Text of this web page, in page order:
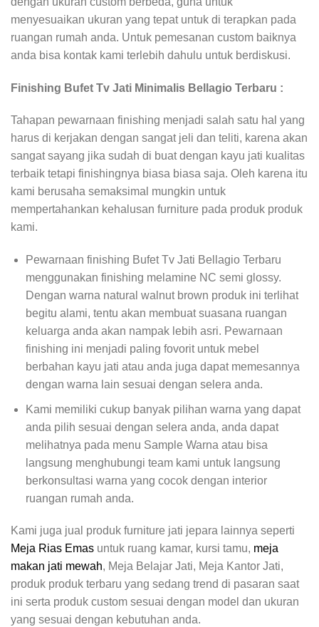
menyesuaikan ukuran yang tepat untuk di terapkan pada
ruangan rumah anda. Untuk pemesanan custom baiknya
anda bisa kontak kami terlebih dahulu untuk berdiskusi.
Finishing Bufet Tv Jati Minimalis Bellagio Terbaru :
Tahapan pewarnaan finishing menjadi salah satu hal yang
harus di kerjakan dengan sangat jeli dan teliti, karena akan
sangat sayang jika sudah di buat dengan kayu jati kualitas
terbaik tetapi finishingnya biasa biasa saja. Oleh karena itu
kami berusaha semaksimal mungkin untuk
mempertahankan kehalusan furniture pada produk produk
kami.
Pewarnaan finishing Bufet Tv Jati Bellagio Terbaru
menggunakan finishing melamine NC semi glossy.
Dengan warna natural walnut brown produk ini terlihat
begitu alami, tentu akan membuat suasana ruangan
keluarga anda akan nampak lebih asri. Pewarnaan
finishing ini menjadi paling fovorit untuk mebel
berbahan kayu jati atau anda juga dapat memesannya
dengan warna lain sesuai dengan selera anda.
Kami memiliki cukup banyak pilihan warna yang dapat
anda pilih sesuai dengan selera anda, anda dapat
melihatnya pada menu Sample Warna atau bisa
langsung menghubungi team kami untuk langsung
berkonsultasi warna yang cocok dengan interior
ruangan rumah anda.
Kami juga jual produk furniture jati jepara lainnya seperti
Meja Rias Emas untuk ruang kamar, kursi tamu, meja
makan jati mewah, Meja Belajar Jati, Meja Kantor Jati,
produk produk terbaru yang sedang trend di pasaran saat
ini serta produk custom sesuai dengan model dan ukuran
yang sesuai dengan kebutuhan anda.